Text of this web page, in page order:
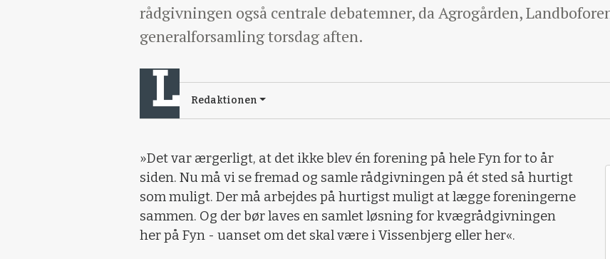
rådgivningen også centrale debatemner, da Agrogården,
generalforsamling torsdag aften.
Redaktionen
»Det var ærgerligt, at det ikke blev én forening på hele Fyn for to år
siden. Nu må vi se fremad og samle rådgivningen på ét sted så hurtigt
som muligt. Der må arbejdes på hurtigst muligt at lægge foreningerne
sammen. Og der bør laves en samlet løsning for kvægrådgivningen
her på Fyn - uanset om det skal være i Vissenbjerg eller her«.